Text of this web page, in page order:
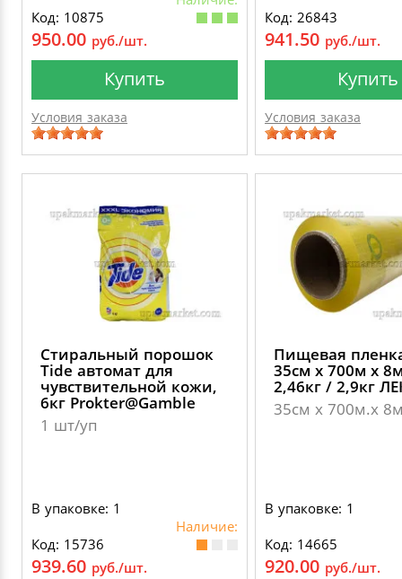
Код: 10875
950.00 руб./шт.
Купить
Условия заказа
Код: 26843
941.50 руб./шт.
Купить
Условия заказа
Стиральный порошок
Tide автомат для
чувствительной кожи,
6кг Prokter@Gamble
1 шт/уп
В упаковке: 1
Наличие:
Код: 15736
939.60 руб./шт.
Пищевая
35см х 700м х
2,46кг / 2,9кг
35см х 700м.х
В упаковке: 1
Код: 14665
920.00 руб./шт.